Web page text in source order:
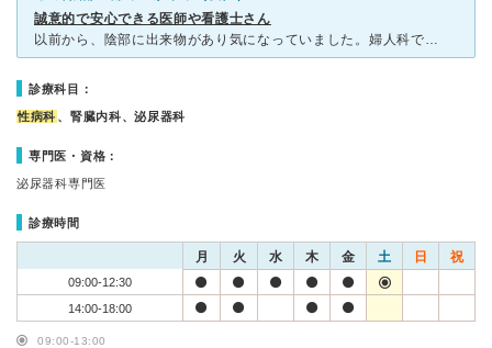
誠意的で安心できる医師や看護士さん
以前から、陰部に出来物があり気になっていました。婦人科でみてもらったときは、気にしすぎだと言われましたが、出来物も増えてきたため、今回はこちらの病院で診てもらいました。 コンジローマでした。やはり、
診療科目：
性病科 、腎臓内科、泌尿器科
専門医・資格：
泌尿器科専門医
診療時間
月 火 水 木 金 土 日 祝
09:00-12:30
14:00-18:00
09:00-13:00